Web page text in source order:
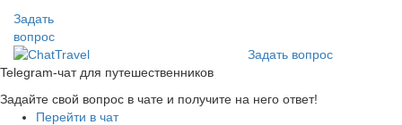
Задать
вопрос
Задать вопрос
Telegram-чат для путешественников
Задайте свой вопрос в чате и получите на него ответ!
Перейти в чат